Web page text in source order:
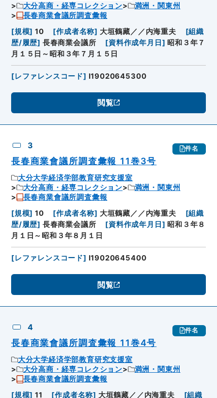
大分高商・経専コレクション
満洲・関東州
長春商業會議所調査彙報
[規模] 10 [作成者名称] 大垣鶴藏／／内海重夫 [組織
歴/履歴] 長春商業会議所 [資料作成年月日 ] 昭和３年７
月１５日～昭和３年７月１５日
[レファレンスコード] I19020645300
閲覧
3 件名
長春商業會議所調査彙報 11巻3号
大分大学経済学部教育研究支援室
大分高商・経専コレクション
満洲・関東州
長春商業會議所調査彙報
[規模] 10 [作成者名称] 大垣鶴藏／／内海重夫 [組織
歴/履歴] 長春商業会議所 [資料作成年月日 ] 昭和３年８
月１日～昭和３年８月１日
[レファレンスコード] I19020645400
閲覧
4 件名
長春商業會議所調査彙報 11巻4号
大分大学経済学部教育研究支援室
大分高商・経専コレクション
満洲・関東州
長春商業會議所調査彙報
[規模] 11 [作成者名称] 大垣鶴藏／／内海重夫 [組織